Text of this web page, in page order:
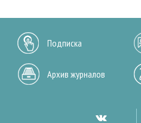
Подписка
Архив журналов